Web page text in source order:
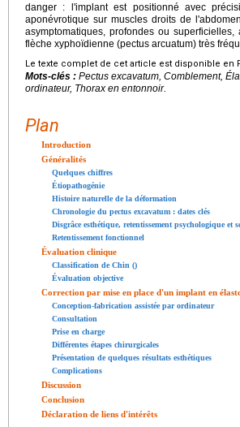
danger : l'implant est positionné avec
aponévrotique sur muscles droits de
asymptomatiques, profondes ou
flèche xyphoïdienne (pectus arcuatum) très
Le texte complet de cet article est disponible en
Mots-clés : Pectus excavatum, Comblement,
ordinateur, Thorax en entonnoir.
Plan
Introduction
Généralités
Quelques chiffres
Étiopathogénie
Histoire naturelle de la déformation
Chronologie du pectus excavatum : dates clés
Disgrâce esthétique, retentissement psychologique et
Retentissement fonctionnel
Évaluation clinique
Classification de Chin ()
Évaluation objective
Correction par mise en place d'un implant en
Conception-fabrication assistée par ordinateur
Consultation
Prise en charge
Différentes étapes chirurgicales
Présentation de quelques résultats esthétiques
Complications
Discussion
Conclusion
Déclaration de liens d'intérêts